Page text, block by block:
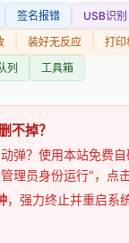
签名报错
USB识别
装好无反应
打印
列 工具箱
不掉？
弹？使用本站免费
理员身份运行"，点
，强力终止并重启系